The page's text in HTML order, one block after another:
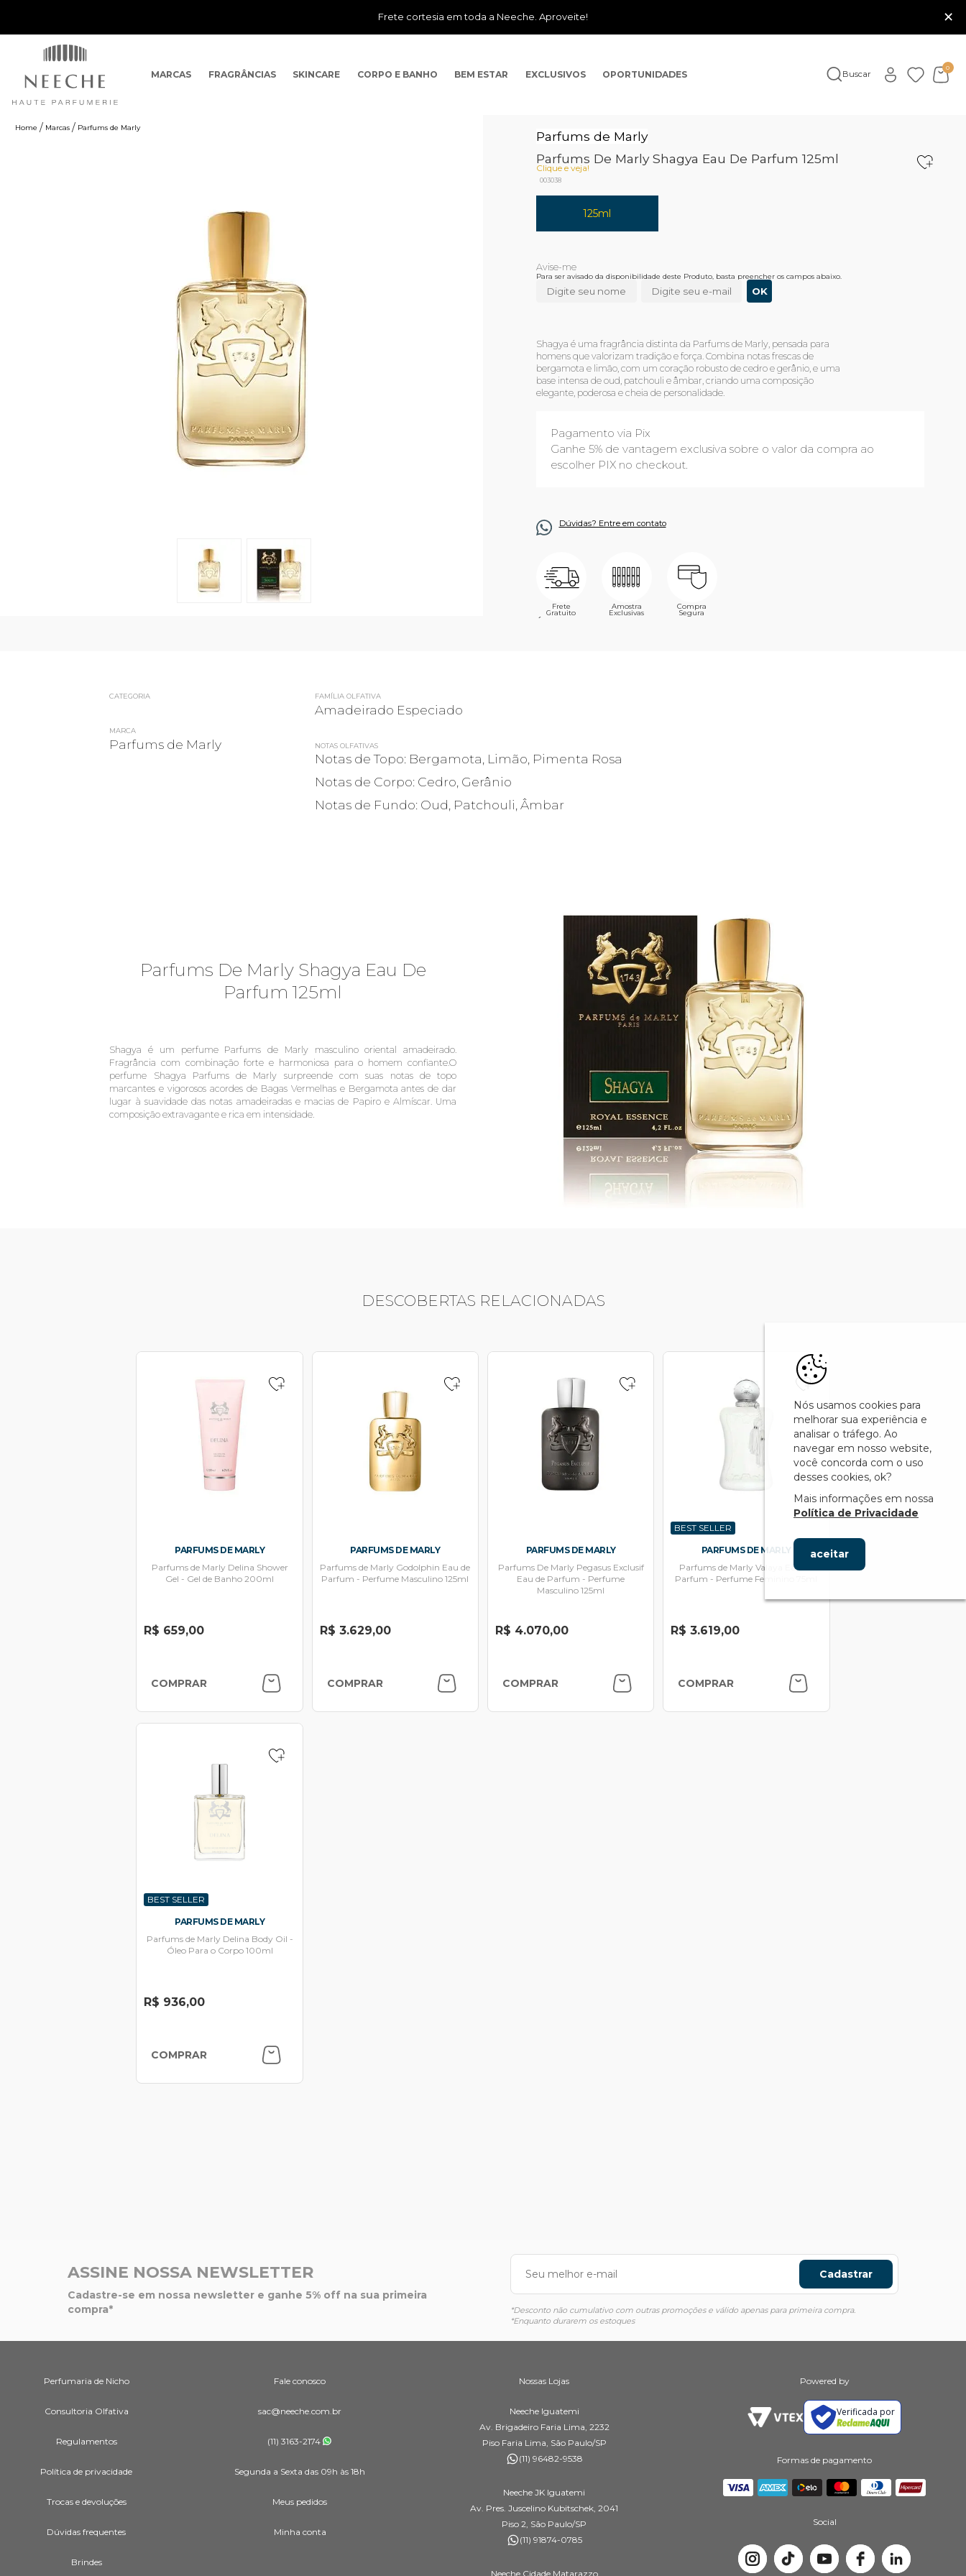
Frete cortesia em toda a Neeche. Aproveite! ×
MARCAS FRAGRÂNCIAS SKINCARE CORPO E BANHO BEM ESTAR EXCLUSIVOS OPORTUNIDADES Buscar
0
Marcas Parfums de Marly
Parfums de Marly
Parfums De Marly Shagya Eau De Parfum 125ml
Clique e veja!
003038
125ml
Para ser avisado da disponibilidade deste Produto, basta preencher os campos abaixo.
Shagya é uma fragrância distinta da Parfums de Marly, pensada para
homens que valorizam tradição e força. Combina notas frescas de
bergamota e limão, com um coração robusto de cedro e gerânio, e uma
base intensa de oud, patchouli e âmbar, criando uma composição
elegante, poderosa e cheia de personalidade.
Pagamento via Pix
Ganhe 5% de vantagem exclusiva sobre o valor da compra ao
escolher PIX no checkout.
Dúvidas? Entre em contato
Frete
Gratuito
Amostra
Exclusivas
Compra
Segura
´
CATEGORIA
MARCA
Parfums de Marly
FAMÍLIA OLFATIVA
Amadeirado Especiado
NOTAS OLFATIVAS
Notas de Topo: Bergamota, Limão, Pimenta Rosa
Notas de Corpo: Cedro, Gerânio
Notas de Fundo: Oud, Patchouli, Âmbar
Parfums De Marly Shagya Eau De
Parfum 125ml
Shagya é um perfume Parfums de Marly masculino oriental amadeirado.
Fragrância com combinação forte e harmoniosa para o homem confiante.O
perfume Shagya Parfums de Marly surpreende com suas notas de topo
marcantes e vigorosos acordes de Bagas Vermelhas e Bergamota antes de dar
lugar à suavidade das notas amadeiradas e macias de Papiro e Almíscar. Uma
composição extravagante e rica em intensidade.
DESCOBERTAS RELACIONADAS
PARFUMS DE MARLY
Parfums de Marly Delina Shower
Gel - Gel de Banho 200ml
R$ 659,00
COMPRAR
PARFUMS DE MARLY
Parfums de Marly Godolphin Eau de
Parfum - Perfume Masculino 125ml
R$ 3.629,00
COMPRAR
PARFUMS DE MARLY
Parfums De Marly Pegasus Exclusif
Eau de Parfum - Perfume
Masculino 125ml
R$ 4.070,00
COMPRAR
BEST SELLER
PARFUMS DE MARLY
Parfums de Marly Valaya Eau de
Parfum - Perfume Feminino 75ml
R$ 3.619,00
COMPRAR
BEST SELLER
PARFUMS DE MARLY
Parfums de Marly Delina Body Oil -
Óleo Para o Corpo 100ml
R$ 936,00
COMPRAR
ASSINE NOSSA NEWSLETTER
Cadastre-se em nossa newsletter e ganhe 5% off na sua primeira
compra*
Cadastrar
*Desconto não cumulativo com outras promoções e válido apenas para primeira compra.
*Enquanto durarem os estoques
Perfumaria de Nicho
Consultoria Olfativa
Regulamentos
Política de privacidade
Trocas e devoluções
Dúvidas frequentes
Brindes
Fale conosco
sac@neeche.com.br
(11) 3163-2174
Segunda a Sexta das 09h às 18h
Meus pedidos
Minha conta
Nossas Lojas
Neeche Iguatemi
Av. Brigadeiro Faria Lima, 2232
Piso Faria Lima, São Paulo/SP
(11) 96482-9538
Neeche JK Iguatemi
Av. Pres. Juscelino Kubitschek, 2041
Piso 2, São Paulo/SP
(11) 91874-0785
Neeche Cidade Matarazzo
Powered by
Verificada por
Formas de pagamento
Social
Nós usamos cookies para
melhorar sua experiência e
analisar o tráfego. Ao
navegar em nosso website,
você concorda com o uso
desses cookies, ok?
Mais informações em nossa
Política de Privacidade
aceitar